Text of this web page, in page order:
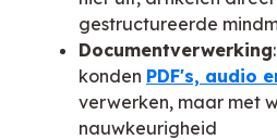
gestructureerde
Documentverwerking
konden PDF's, audio
verwerken, maar met
nauwkeurigheid